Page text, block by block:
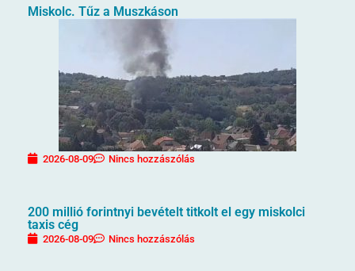
Miskolc. Tűz a Muszkáson
2026-08-09 Nincs hozzászólás
200 millió forintnyi bevételt titkolt el egy miskolci
taxis cég
2026-08-09 Nincs hozzászólás